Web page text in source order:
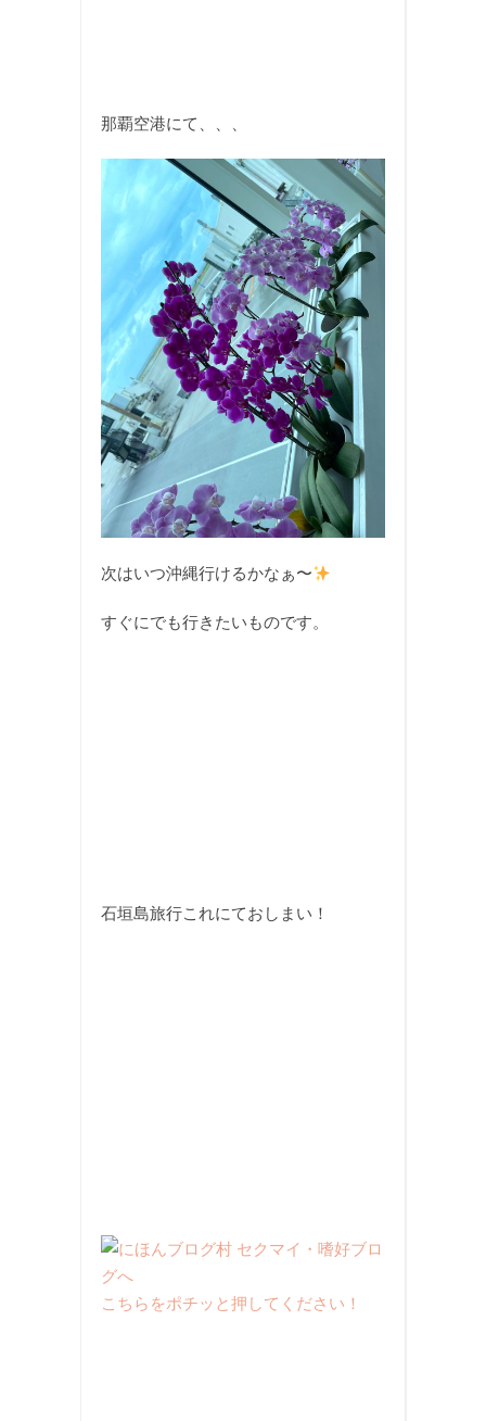
那覇空港にて、、、
次はいつ沖縄行けるかなぁ〜
すぐにでも行きたいものです。
石垣島旅行これにておしまい！
こちらをポチッと押してください！